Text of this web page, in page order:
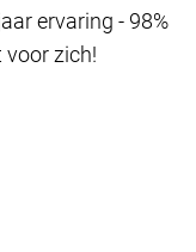
ervaring - 98%
voor zich!